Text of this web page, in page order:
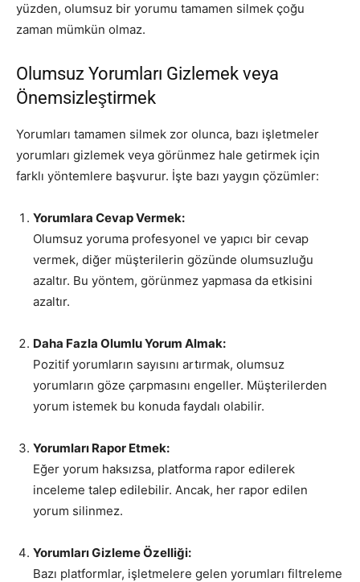
yüzden, olumsuz bir yorumu tamamen silmek çoğu
zaman mümkün olmaz.
Olumsuz Yorumları Gizlemek veya
Önemsizleştirmek
Yorumları tamamen silmek zor olunca, bazı işletmeler
yorumları gizlemek veya görünmez hale getirmek için
farklı yöntemlere başvurur. İşte bazı yaygın çözümler:
Yorumlara Cevap Vermek:
Olumsuz yoruma profesyonel ve yapıcı bir cevap
vermek, diğer müşterilerin gözünde olumsuzluğu
azaltır. Bu yöntem, görünmez yapmasa da etkisini
azaltır.
Daha Fazla Olumlu Yorum Almak:
Pozitif yorumların sayısını artırmak, olumsuz
yorumların göze çarpmasını engeller. Müşterilerden
yorum istemek bu konuda faydalı olabilir.
Yorumları Rapor Etmek:
Eğer yorum haksızsa, platforma rapor edilerek
inceleme talep edilebilir. Ancak, her rapor edilen
yorum silinmez.
Yorumları Gizleme Özelliği:
Bazı platformlar, işletmelere gelen yorumları filtreleme